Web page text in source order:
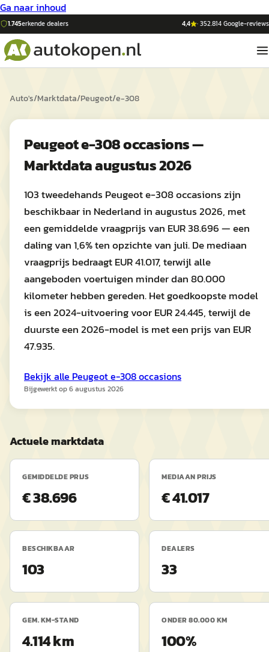
Ga naar inhoud
1.745erkende dealers 4,4 ·352.814Google-reviews
Auto's/Marktdata/Peugeot/e-308
Peugeot e-308 occasions —
Marktdata augustus 2026
103 tweedehands Peugeot e-308 occasions zijn
beschikbaar in Nederland in augustus 2026, met
een gemiddelde vraagprijs van EUR 38.696 — een
daling van 1,6% ten opzichte van juli. De mediaan
vraagprijs bedraagt EUR 41.017, terwijl alle
aangeboden voertuigen minder dan 80.000
kilometer hebben gereden. Het goedkoopste model
is een 2024-uitvoering voor EUR 24.445, terwijl de
duurste een 2026-model is met een prijs van EUR
47.935.
Bekijk alle Peugeote-308occasions
Bijgewerkt op6 augustus 2026
Actuele marktdata
GEMIDDELDE PRIJS
€ 38.696
MEDIAAN PRIJS
€ 41.017
BESCHIKBAAR
103
DEALERS
33
GEM. KM-STAND
4.114 km
ONDER 80.000 KM
100%